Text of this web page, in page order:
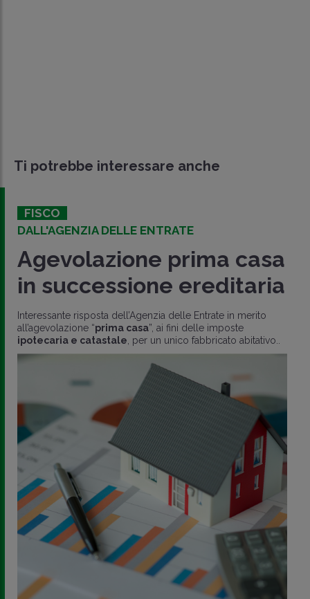
Ti potrebbe interessare anche
FISCO
DALL'AGENZIA DELLE ENTRATE
Agevolazione prima casa
in successione ereditaria
Interessante risposta dell’Agenzia delle Entrate in merito
all’agevolazione “prima casa”, ai fini delle imposte
ipotecaria e catastale , per un unico fabbricato abitativo..